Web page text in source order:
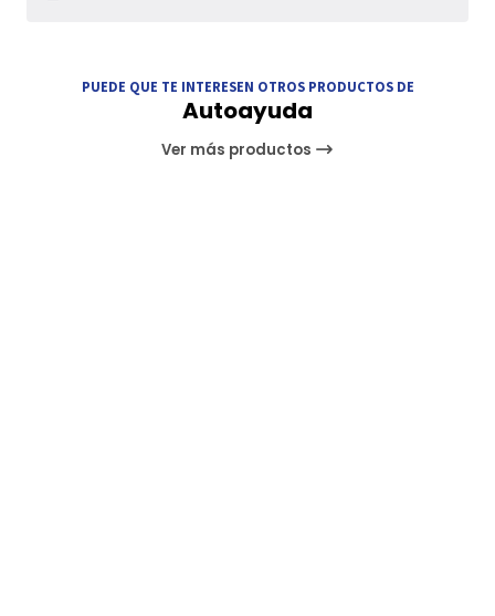
PUEDE QUE TE INTERESEN OTROS PRODUCTOS DE
Autoayuda
Ver más productos